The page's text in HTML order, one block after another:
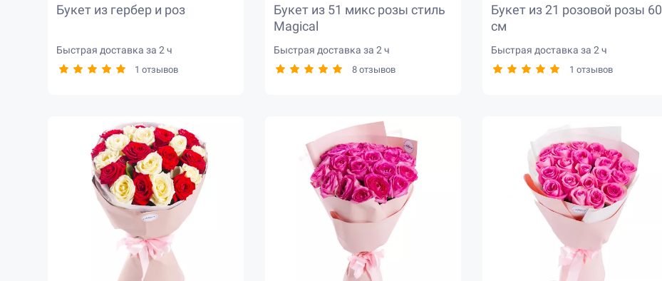
Букет из гербер и роз
Быстрая доставка за 2 ч
1 отзывов
Букет из 51 микс розы стиль
Magical
Быстрая доставка за 2 ч
8 отзывов
Букет из 21 розовой розы 60
см
Быстрая доставка за 2 ч
1 отзывов